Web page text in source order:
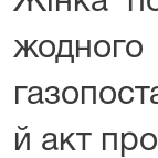
й акт